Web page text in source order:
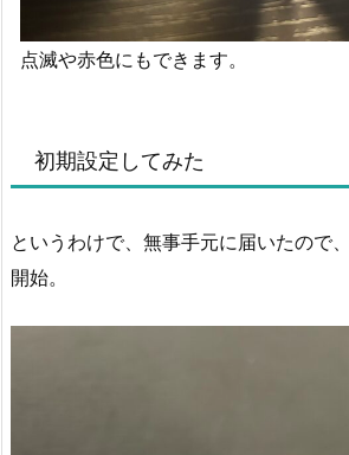
点滅や赤色にもできます。
初期設定してみた
というわけで、無事手元に届いたので
開始。